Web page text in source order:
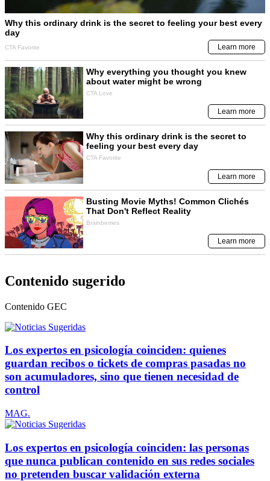
Contenido sugerido
Contenido GEC
Los expertos en psicología coinciden: quienes
guardan recibos o tickets de compras pasadas no
son acumuladores, sino que tienen necesidad de
control
MAG.
Los expertos en psicología coinciden: las personas
que nunca publican contenido en sus redes sociales
no pretenden buscar validación externa